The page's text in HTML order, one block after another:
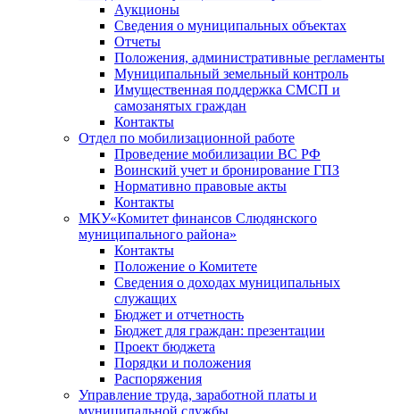
Аукционы
Сведения о муниципальных объектах
Отчеты
Положения, административные регламенты
Муниципальный земельный контроль
Имущественная поддержка СМСП и
самозанятых граждан
Контакты
Отдел по мобилизационной работе
Проведение мобилизации ВС РФ
Воинский учет и бронирование ГПЗ
Нормативно правовые акты
Контакты
МКУ«Комитет финансов Слюдянского
муниципального района»
Контакты
Положение о Комитете
Сведения о доходах муниципальных
служащих
Бюджет и отчетность
Бюджет для граждан: презентации
Проект бюджета
Порядки и положения
Распоряжения
Управление труда, заработной платы и
муниципальной службы